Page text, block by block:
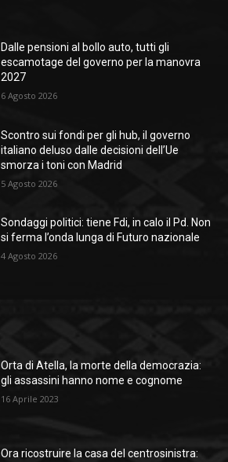
Dalle pensioni al bollo auto, tutti gli
escamotage del governo per la manovra
2027
6 Agosto 2026
Scontro sui fondi per gli hub, il governo
italiano deluso dalle decisioni dell’Ue
smorza i toni con Madrid
5 Agosto 2026
Sondaggi politici: tiene Fdi, in calo il Pd. Non
si ferma l’onda lunga di Futuro nazionale
4 Agosto 2026
Orta di Atella, la morte della democrazia:
gli assassini hanno nome e cognome
16 Aprile 2023
Ora ricostruire la casa del centrosinistra: